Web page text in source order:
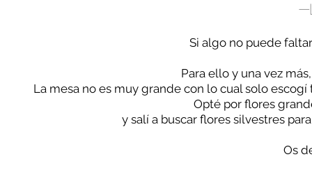
-
Si algo no puede
Para ello y una vez
La mesa no es muy grande con lo cual solo
Opté por flores
y salí a buscar flores silvestres
Os